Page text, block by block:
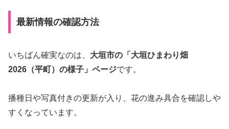
最新情報の確認方法
いちばん確実なのは、 大垣市の「大垣ひまわり畑
2026（平町）の様子」ページです。
播種日や写真付きの更新が入り、花の進み具合を確認しや
すくなっています。